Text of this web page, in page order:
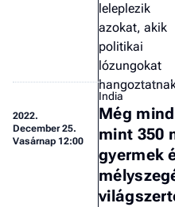
leleplezik
azokat, akik
politikai
lózungokat
2022.
December 25.
Vasárnap 12:00
India
Még
mint 350
gyermek